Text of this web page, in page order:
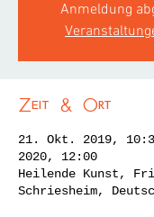
Anmeldung
Zeit & Ort
21. Okt. 2019,
2020, 12:00
Heilende Kunst,
Schriesheim,